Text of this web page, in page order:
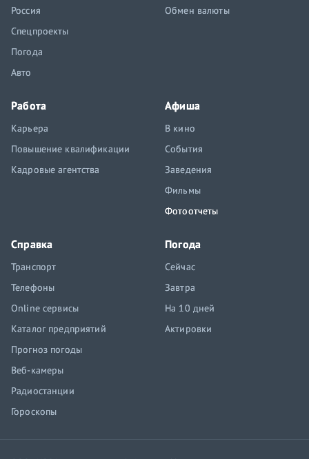
Россия
Спецпроекты
Погода
Авто
Обмен валюты
Работа
Карьера
Повышение квалификации
Кадровые агентства
Афиша
В кино
События
Заведения
Фильмы
Фотоотчеты
Справка
Транспорт
Телефоны
Online сервисы
Каталог предприятий
Прогноз погоды
Веб-камеры
Радиостанции
Гороскопы
Погода
Сейчас
Завтра
На 10 дней
Актировки